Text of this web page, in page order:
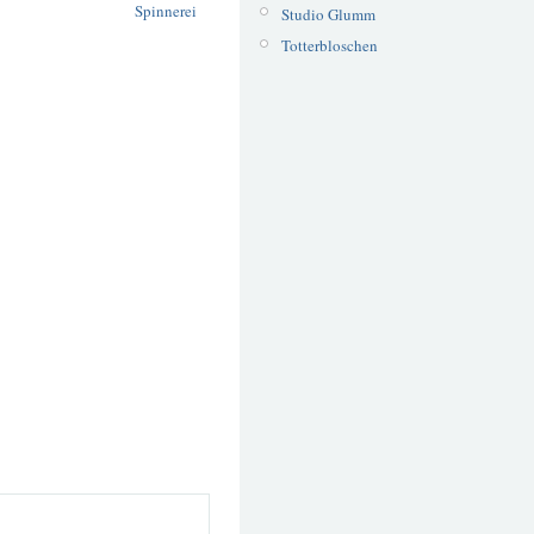
Spinnerei
Studio Glumm
Totterbloschen